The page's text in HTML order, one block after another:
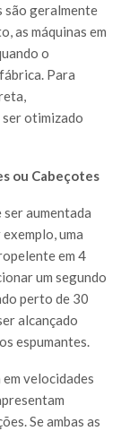
são geralmente
as máquinas em
o
Para
ser otimizado
ou Cabeçotes
aumentada
uma
em 4
um segundo
perto de 30
alcançado
espumantes.
velocidades
Se ambas as